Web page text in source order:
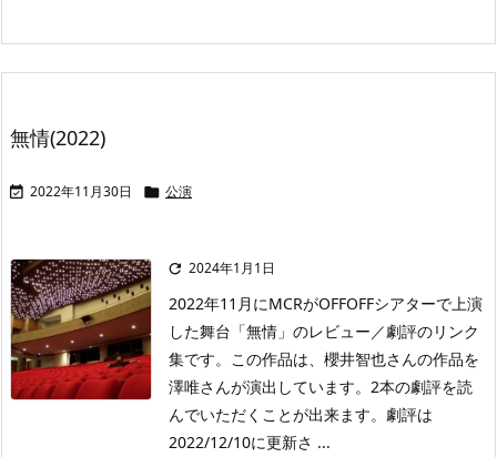
無情(2022)
 2022年11月30日  公演
 2024年1月1日
2022年11月にMCRがOFFOFFシアターで上演
した舞台「無情」のレビュー／劇評のリンク
集です。この作品は、櫻井智也さんの作品を
澤唯さんが演出しています。2本の劇評を読
んでいただくことが出来ます。劇評は
2022/12/10に更新さ ...